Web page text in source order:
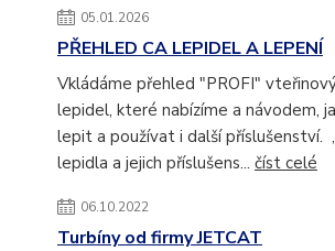
05.01.2026
PŘEHLED CA LEPIDEL A LEPENÍ
Vkládáme přehled "PROFI"
lepidel, které nabízíme a návodem,
lepit a používat i další příslušenství.
lepidla a jejich příslušens... číst celé
06.10.2022
Turbíny od firmy JETCAT